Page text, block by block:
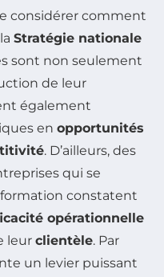
considérer comment
Stratégie nationale
sont non seulement
de leur
également
en opportunités
. D’ailleurs, des
qui se
constatent
opérationnelle
leur clientèle. Par
un levier puissant